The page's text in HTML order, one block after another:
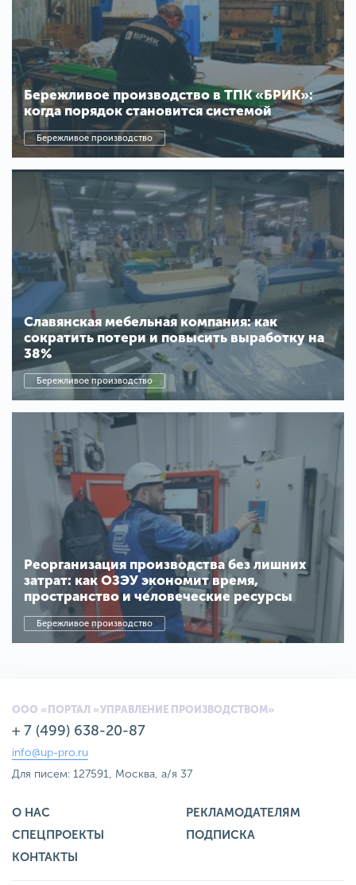
Бережливое производство в ТПК «БРИК»:
когда порядок становится системой
Бережливое производство
Славянская мебельная компания: как
сократить потери и повысить выработку на
38%
Бережливое производство
Реорганизация производства без лишних
затрат: как ОЗЭУ экономит время,
пространство и человеческие ресурсы
Бережливое производство
ООО «ПОРТАЛ «УПРАВЛЕНИЕ ПРОИЗВОДСТВОМ»
+ 7 (499) 638-20-87
info@up-pro.ru
Для писем: 127591, Москва, а/я 37
О НАС
РЕКЛАМОДАТЕЛЯМ
СПЕЦПРОЕКТЫ
ПОДПИСКА
КОНТАКТЫ